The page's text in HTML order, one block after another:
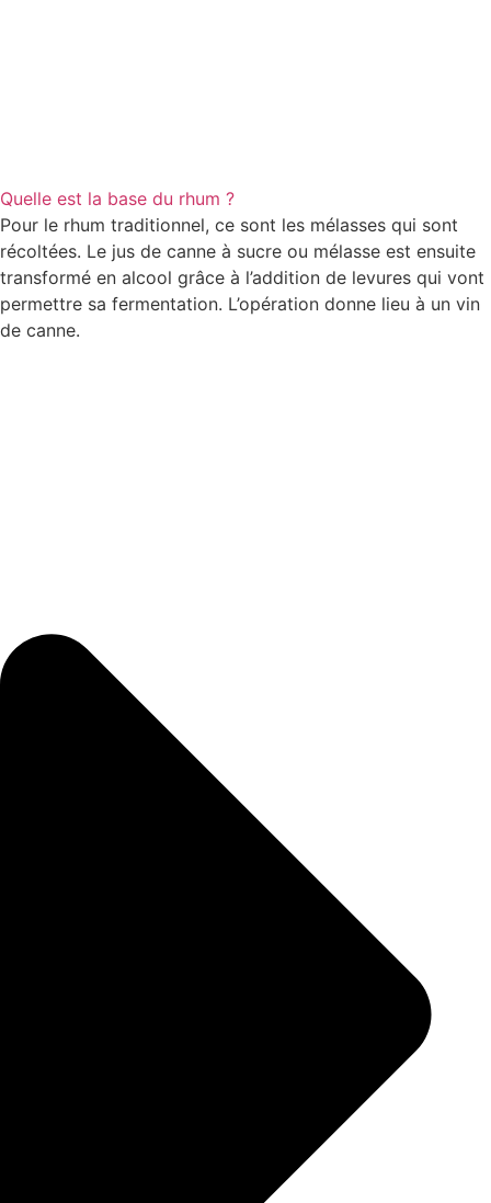
Quelle est la base du rhum ?
Pour le rhum traditionnel, ce sont les mélasses qui sont
récoltées. Le jus de canne à sucre ou mélasse est ensuite
transformé en alcool grâce à l’addition de levures qui vont
permettre sa fermentation. L’opération donne lieu à un vin
de canne.